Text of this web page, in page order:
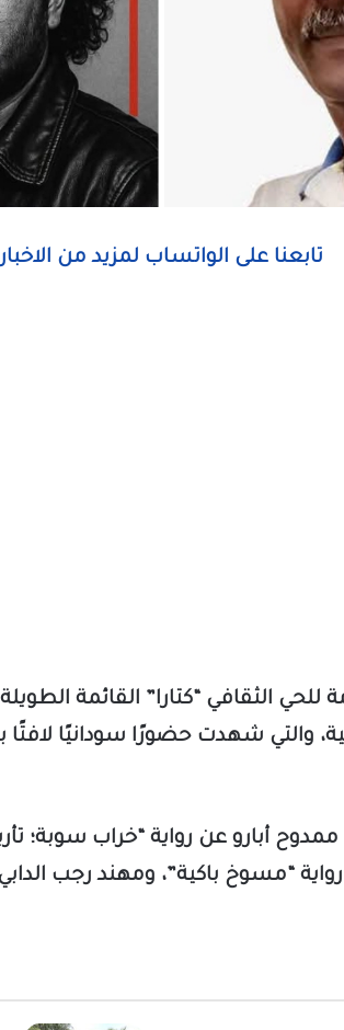
تابعنا على الواتساب لمزيد من الاخبار
الثقافي “كتارا” القائمة
والتي شهدت حضورًا سودانيًا لافتًا
أبارو عن رواية “خراب سوبة؛
“مسوخ باكية”، ومهند رجب